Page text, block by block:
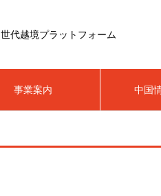
代越境プラットフォーム
事業案内 中国